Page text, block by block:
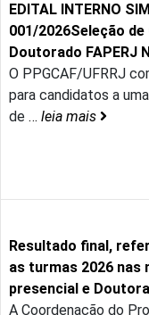
EDITAL INTERNO
001/2026Seleção
Doutorado FAPERJ
O PPGCAF/UFRRJ
para candidatos a
de … leia mais
Resultado final,
as turmas 2026 nas
presencial e
A Coordenação do